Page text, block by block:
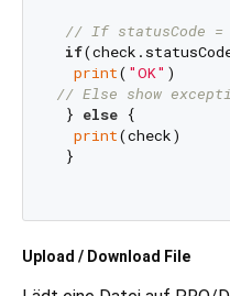
// If statusCode =
if
print( "OK"
// Else show
} else {
print(check)
}
Upload / Download File